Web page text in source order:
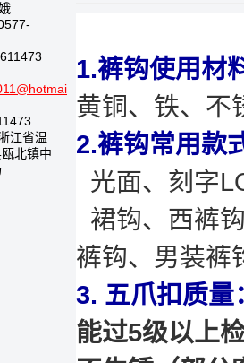
江省温
北镇中
1.裤钩使用材
黄铜、铁、不
2.裤钩常用款
光面、刻字
裙钩、西裤
裤钩、男装裤
3. 五爪扣质量
能过5级以上